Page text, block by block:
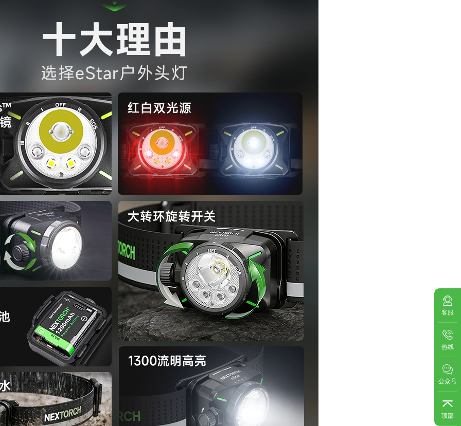
客服
热线
公众号
顶部